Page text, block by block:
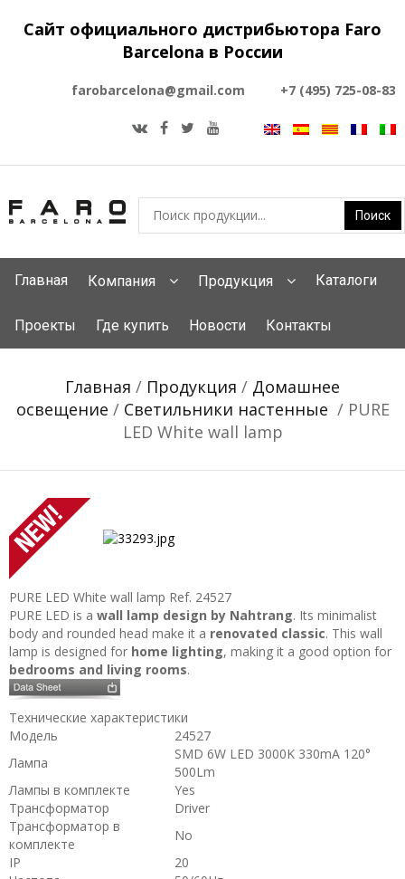
Сайт официального дистрибьютора Faro
Barcelona в России
farobarcelona@gmail.com +7 (495) 725-08-83
Главная Компания Продукция Каталоги
Проекты Где купить Новости Контакты
Главная / Продукция / Домашнее
освещение / Светильники настенные / PURE
LED White wall lamp
PURE LED White wall lamp Ref. 24527
PURE LED is a wall lamp design by Nahtrang. Its minimalist
body and rounded head make it a renovated classic. This wall
lamp is designed for home lighting, making it a good option for
bedrooms and living rooms.
Технические характеристики
Модель
24527
Лампа
SMD 6W LED 3000K 330mA 120°
500Lm
Лампы в комплекте
Yes
Трансформатор
Driver
Трансформатор в
комплекте
No
IP
20